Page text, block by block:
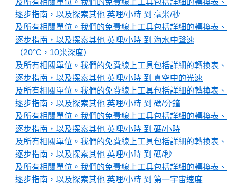
及所有相關單位。我們的免費線上工具包括詳細的轉換表、
逐步指南，以及探索其他 英哩/小時 到 毫米/秒
及所有相關單位。我們的免費線上工具包括詳細的轉換表、
逐步指南，以及探索其他 英哩/小時 到 海水中聲速
（20°C，10米深度）
及所有相關單位。我們的免費線上工具包括詳細的轉換表、
逐步指南，以及探索其他 英哩/小時 到 真空中的光速
及所有相關單位。我們的免費線上工具包括詳細的轉換表、
逐步指南，以及探索其他 英哩/小時 到 碼/分鐘
及所有相關單位。我們的免費線上工具包括詳細的轉換表、
逐步指南，以及探索其他 英哩/小時 到 碼/小時
及所有相關單位。我們的免費線上工具包括詳細的轉換表、
逐步指南，以及探索其他 英哩/小時 到 碼/秒
及所有相關單位。我們的免費線上工具包括詳細的轉換表、
逐步指南，以及探索其他 英哩/小時 到 第一宇宙速度